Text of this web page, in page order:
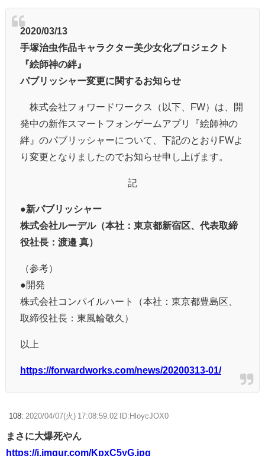
2020/03/13
手塚治虫作品キャラクター美少女化プロジェクト
『絵師神の絆』
パブリッシャー変更に関するお知らせ
株式会社フォワードワークス（以下、FW）は、開
発中の新作スマートフォンゲームアプリ『絵師神の
絆』のパブリッシャーについて、下記のとおりFWよ
り変更となりましたのでお知らせ申し上げます。
記
●新パブリッシャー
株式会社ルーデル（本社：東京都新宿区、代表取締
役社長：渡邉 真）
（参考）
●開発
株式会社コンパイルハート（本社：東京都豊島区、
取締役社長：東風輪敬久）
以上
https://forwardworks.com/news/20200313-01/
108: 2020/04/07(火) 17:08:59.02 ID:HloycJOX0
まさに大爆死やん
https://i.imgur.com/KpxC5yG.jpg